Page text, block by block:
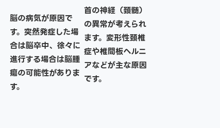
脳の病気が原因で
す。突然発症した場
合は脳卒中、徐々に
進行する場合は脳腫
瘍の可能性がありま
す。
首の神経（頚髄）
の異常が考えられ
ます。変形性頚椎
症や椎間板ヘルニ
アなどが主な原因
です。